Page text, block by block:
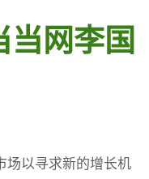
当网李国
场以寻求新的增长机